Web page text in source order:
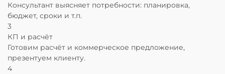
Консультант выясняет потребности: планировка,
бюджет, сроки и т.п.
3
КП и расчёт
Готовим расчёт и коммерческое предложение,
презентуем клиенту.
4